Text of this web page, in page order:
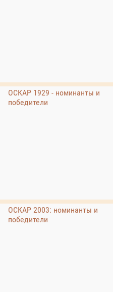
ОСКАР 1929 - номинанты и
победители
ОСКАР 2003: номинанты и
победители